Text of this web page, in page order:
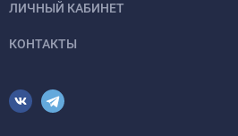
ЛИЧНЫЙ КАБИНЕТ
КОНТАКТЫ